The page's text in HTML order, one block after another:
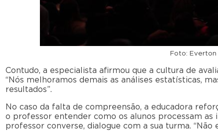
Foto:
Contudo, a especialista afirmou que a cultura de
“Nós melhoramos demais as análises estatísticas,
resultados”.
No caso da falta de compreensão, a educadora
o professor entender como os alunos processam
professor converse, dialogue com a sua turma.